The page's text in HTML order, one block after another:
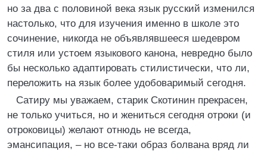
но за два с половиной века язык русский изменился
настолько, что для изучения именно в школе это
сочинение, никогда не объявлявшееся шедевром
стиля или устоем языкового канона, невредно было
бы несколько адаптировать стилистически, что ли,
переложить на язык более удобоваримый сегодня.
Сатиру мы уважаем, старик Скотинин прекрасен,
не только учиться, но и жениться сегодня отроки (и
отроковицы) желают отнюдь не всегда,
эмансипация, – но все-таки образ болвана вряд ли